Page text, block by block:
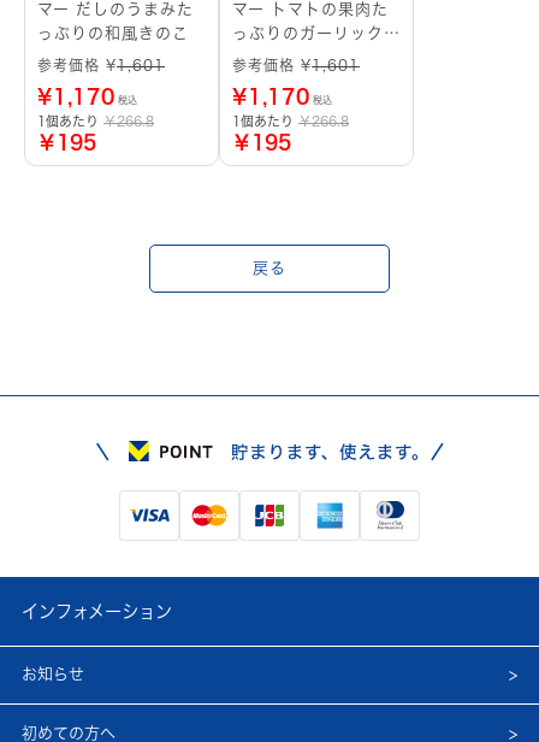
マー だしのうまみた
っぷりの和風きのこ
参考価格 ¥1,601
¥1,170 税込
1個あたり ￥266.8
￥195
マー トマトの果肉た
っぷりのガーリックト
マト
参考価格 ¥1,601
¥1,170 税込
1個あたり ￥266.8
￥195
戻る
インフォメーション
お知らせ
初めての方へ